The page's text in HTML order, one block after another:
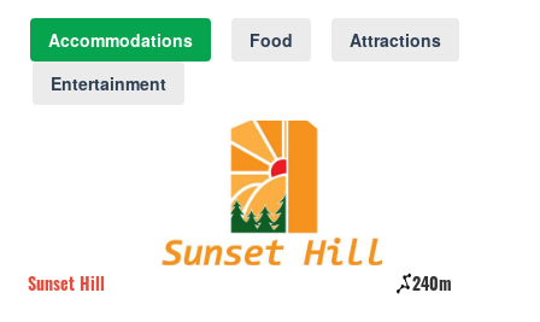
Accommodations Food
Attractions
Entertainment
Sunset Hill 240m